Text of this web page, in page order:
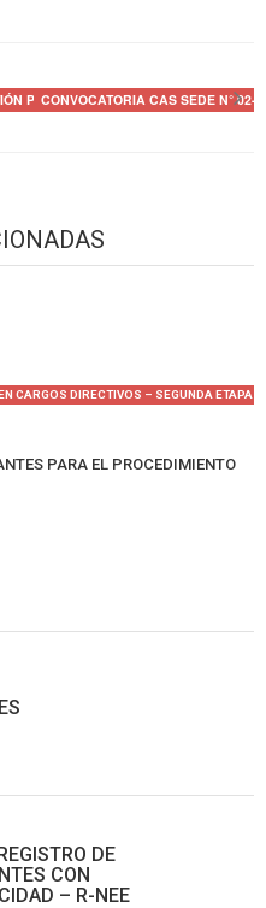
PEDAGÓGICA
CONVOCATORIA CAS SEDE N° 02-
CARGOS DIRECTIVOS – SEGUNDA ETAPA
PARA EL PROCEDIMIENTO
DE
CON
– R-NEE